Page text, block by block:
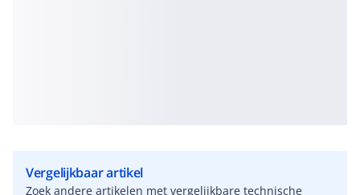
Vergelijkbaar artikel
Zoek andere artikelen met vergelijkbare technische